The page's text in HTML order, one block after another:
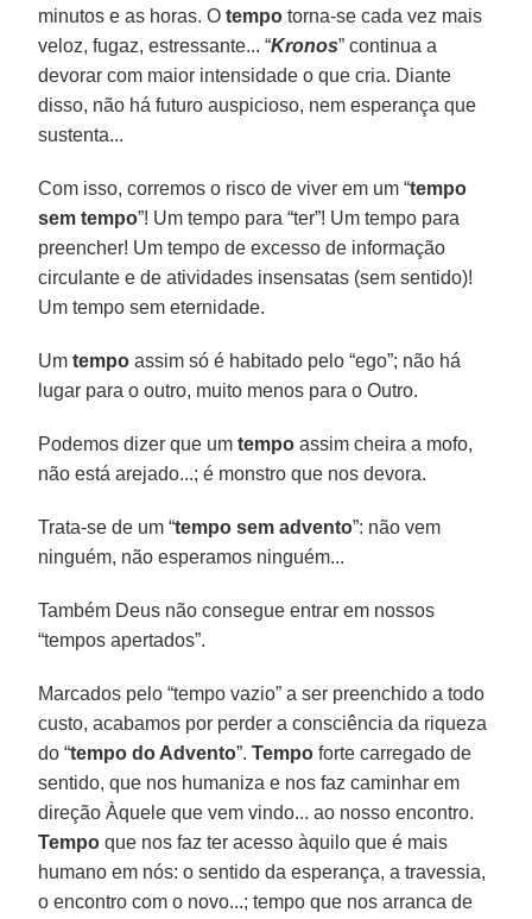
minutos e as horas. Otempo torna-se cada vez mais
veloz, fugaz, estressante... “Kronos” continua a
devorar com maior intensidade o que cria. Diante
disso, não há futuro auspicioso, nem esperança que
sustenta...
Com isso, corremos o risco de viver em um “tempo
sem tempo”! Um tempo para “ter”! Um tempo para
preencher! Um tempo de excesso de informação
circulante e de atividades insensatas (sem sentido)!
Um tempo sem eternidade.
Um tempo assim só é habitado pelo “ego”; não há
lugar para o outro, muito menos para o Outro.
Podemos dizer que umtempo assim cheira a mofo,
não está arejado...; é monstro que nos devora.
Trata-se de um “tempo sem advento”: não vem
ninguém, não esperamos ninguém...
Também Deus não consegue entrar em nossos
“tempos apertados”.
Marcados pelo “tempo vazio” a ser preenchido a todo
custo, acabamos por perder a consciência da riqueza
do “tempo do Advento”.Tempo forte carregado de
sentido, que nos humaniza e nos faz caminhar em
direção Àquele que vem vindo... ao nosso encontro.
Tempo que nos faz ter acesso àquilo que é mais
humano em nós: o sentido da esperança, a travessia,
o encontro com o novo...; tempo que nos arranca de